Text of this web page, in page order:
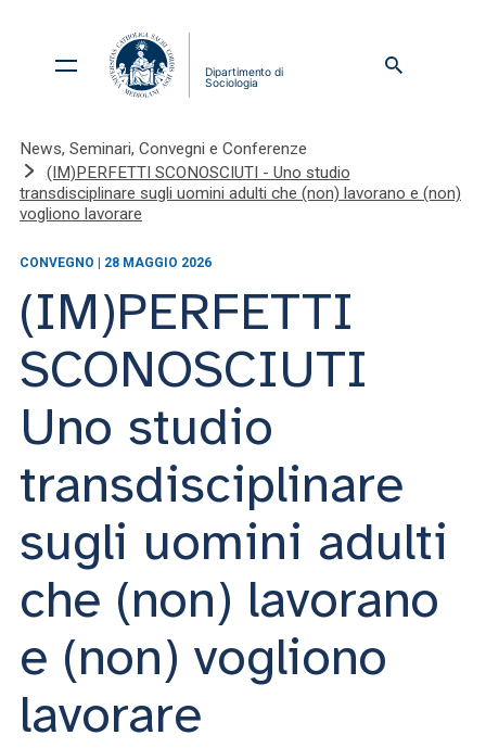
News, Seminari, Convegni e Conferenze
(IM)PERFETTI SCONOSCIUTI - Uno studio
transdisciplinare sugli uomini adulti che (non) lavorano e (non)
vogliono lavorare
CONVEGNO | 28 MAGGIO 2026
(IM)PERFETTI
SCONOSCIUTI
Uno studio
transdisciplinare
sugli uomini adulti
che (non) lavorano
e (non) vogliono
lavorare